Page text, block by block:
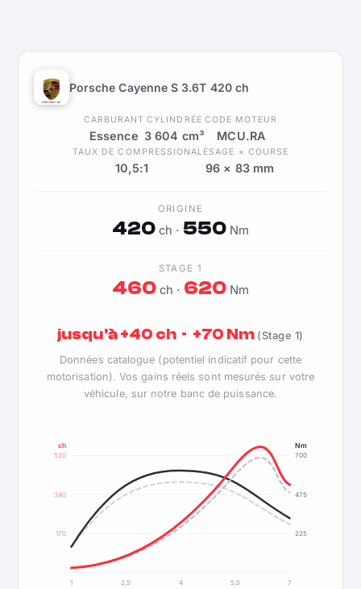
Porsche Cayenne S 3.6T 420 ch
CARBURANT
Essence
CYLINDRÉE
3 604 cm³
CODE MOTEUR
MCU.RA
TAUX DE COMPRESSION
10,5:1
ALÉSAGE × COURSE
96 × 83 mm
ORIGINE
420 ch · 550Nm
STAGE 1
460 ch · 620Nm
jusqu'à +40 ch · +70 Nm (Stage 1)
Données catalogue (potentiel indicatif pour cette
motorisation). Vos gains réels sont mesurés sur votre
véhicule, sur notre banc de puissance.
170
340
520
225
475
700
ch Nm
1 2,5 4 5,5
7